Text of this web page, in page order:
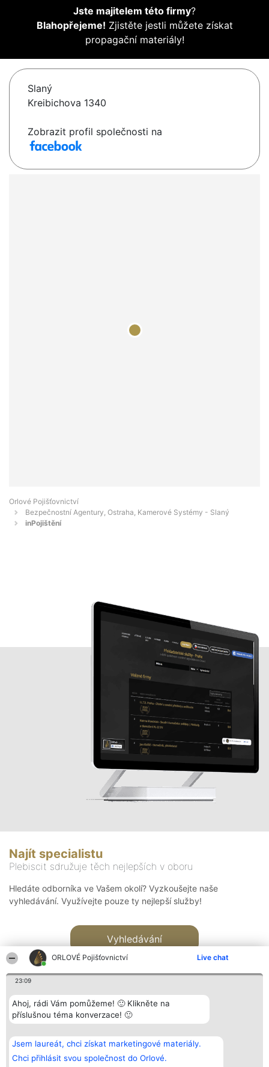
ORLOVÉ Pojišťovnictví Live chat
23:09
Ahoj, rádi Vám pomůžeme! 🙂 Klikněte na
příslušnou téma konverzace! 🙂
Jsem laureát, chci získat marketingové materiály.
Chci přihlásit svou společnost do Orlové.
Jste majitelem této firmy?
Blahopřejeme! Zjistěte jestli můžete získat
propagační materiály!
Slaný
Kreibichova 1340
Zobrazit profil společnosti na
Orlové Pojišťovnictví
Bezpečnostní Agentury, Ostraha, Kamerové Systémy - Slaný
inPojištění
Najít specialistu
Plebiscit sdružuje těch nejlepších v oboru
Hledáte odborníka ve Vašem okolí? Vyzkoušejte naše
vyhledávání. Využívejte pouze ty nejlepší služby!
Vyhledávání
Bright Side Solutions sp. z o.
o. sp. k.
ul. Ruska 22
Wrocław 50-079
Vítězové
Seznam všech
laureátů
Zásady
Kontakt